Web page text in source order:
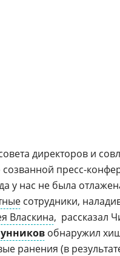
директоров и
пресс-
у нас не была
сотрудники,
Власкина,  рассказал
обнаружил
ранения (в